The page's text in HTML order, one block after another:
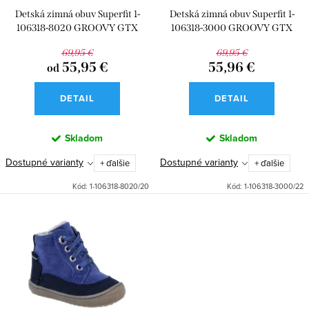
d
u
o
v
Detská zimná obuv Superfit 1-
106318-8020 GROOVY GTX
69,95 €
od55,95 €
DETAIL
Skladom
Dostupné varianty + ďalšie
Kód: 1-106318-8020/20
Detská zimná obuv Superfit 1-
106318-3000 GROOVY GTX
69,95 €
55,96 €
DETAIL
Skladom
Dostupné varianty + ďalšie
Kód: 1-106318-3000/22